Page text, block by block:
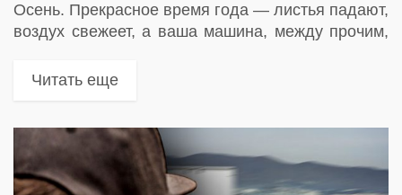
Осень. Прекрасное время года — листья падают,
воздух свежеет, а ваша машина, между прочим,
вы наслаждаетесь природой. Думаете, вас это не
Читать еще